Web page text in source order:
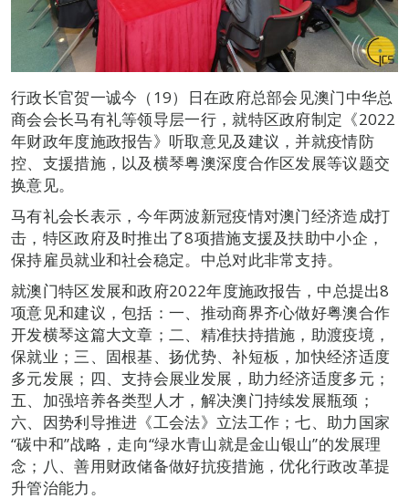
行政长官贺一诚今（19）日在政府总部会见澳门中华总
商会会长马有礼等领导层一行，就特区政府制定《2022
年财政年度施政报告》听取意见及建议，并就疫情防
控、支援措施，以及横琴粤澳深度合作区发展等议题交
换意见。
马有礼会长表示，今年两波新冠疫情对澳门经济造成打
击，特区政府及时推出了8项措施支援及扶助中小企，
保持雇员就业和社会稳定。中总对此非常支持。
就澳门特区发展和政府2022年度施政报告，中总提出8
项意见和建议，包括：一、推动商界齐心做好粤澳合作
开发横琴这篇大文章；二、精准扶持措施，助渡疫境，
保就业；三、固根基、扬优势、补短板，加快经济适度
多元发展；四、支持会展业发展，助力经济适度多元；
五、加强培养各类型人才，解决澳门持续发展瓶颈；
六、因势利导推进《工会法》立法工作；七、助力国家
“碳中和”战略，走向“绿水青山就是金山银山”的发展理
念；八、善用财政储备做好抗疫措施，优化行政改革提
升管治能力。